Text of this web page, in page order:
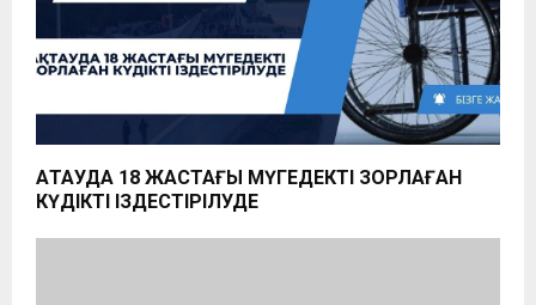
АҚТАУДА 18 ЖАСТАҒЫ МҮГЕДЕКТІ ЗОРЛАҒАН
КҮДІКТІ ІЗДЕСТІРІЛУДЕ